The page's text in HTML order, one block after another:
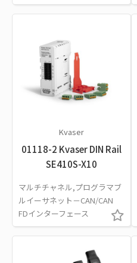
Kvaser
01118-2 Kvaser DIN Rail
SE410S-X10
マルチチャネル,プログラマブ
ルイーサネット－CAN/CAN
FDインターフェース